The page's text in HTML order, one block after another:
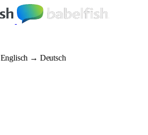
Englisch → Deutsch